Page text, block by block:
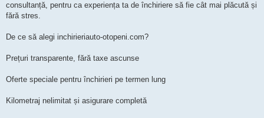
consultanță, pentru ca experiența ta de închiriere să fie cât mai plăcută și
fără stres.
De ce să alegi inchirieriauto-otopeni.com?
Prețuri transparente, fără taxe ascunse
Oferte speciale pentru închirieri pe termen lung
Kilometraj nelimitat și asigurare completă